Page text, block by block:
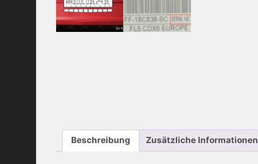
Beschreibung Zusätzliche Informationen